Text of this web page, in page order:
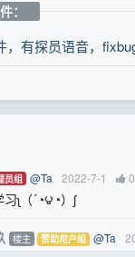
：
，有探员语音，
员组 @Ta 2022-7-1 0
ʅ（´◔౪◔）ʃ
楼主 赞助用户组 @Ta